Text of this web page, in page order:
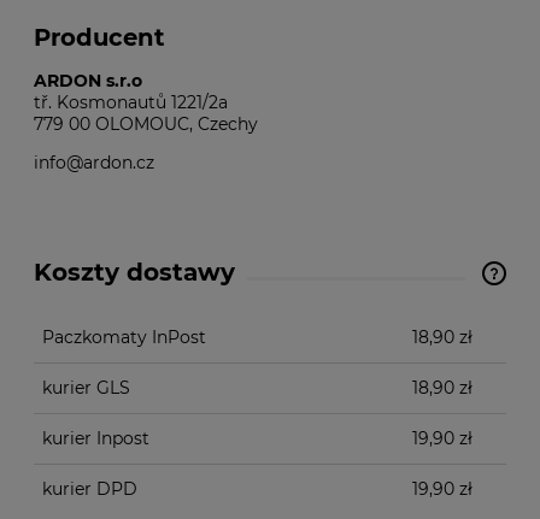
Producent
ARDON s.r.o
tř. Kosmonautů 1221/2a
779 00 OLOMOUC, Czechy
info@ardon.cz
Koszty dostawy
Cena nie zawiera ewentualnych kosztów płatności
Paczkomaty InPost 18,90 zł
kurier GLS 18,90 zł
kurier Inpost 19,90 zł
kurier DPD 19,90 zł